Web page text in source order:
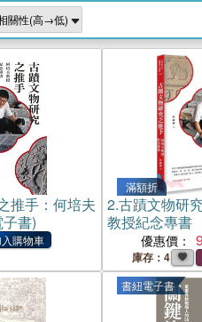
推手：何培夫
書)
滿額折
2.古蹟文物研
教授紀念專書
優惠價： 9
庫存：4
書紐電子書